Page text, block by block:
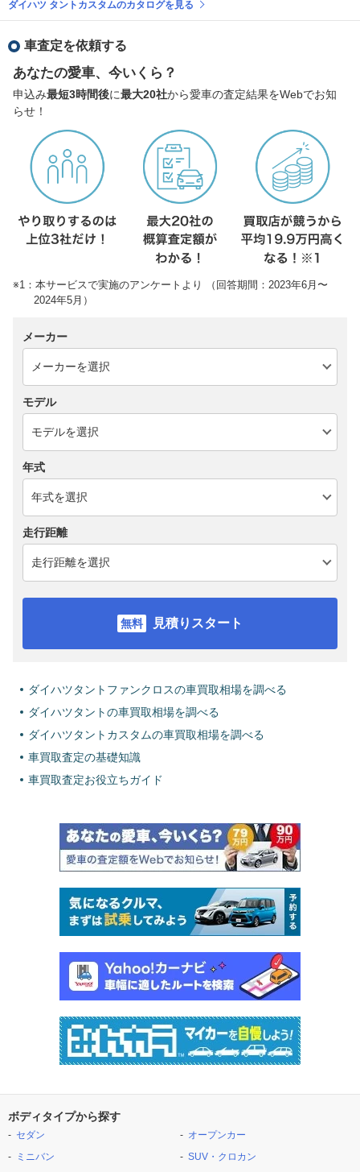
ダイハツ タントカスタムのカタログを見る
車査定を依頼する
あなたの愛車、今いくら？
申込み最短3時間後に最大20社から愛車の査定結果をWebでお知
らせ！
※1：本サービスで実施のアンケートより （回答期間：2023年6月〜
2024年5月）
メーカー
モデル
年式
走行距離
見積りスタート
ダイハツタントファンクロスの車買取相場を調べる
ダイハツタントの車買取相場を調べる
ダイハツタントカスタムの車買取相場を調べる
車買取査定の基礎知識
車買取査定お役立ちガイド
ボディタイプから探す
セダン
ミニバン
オープンカー
SUV・クロカン